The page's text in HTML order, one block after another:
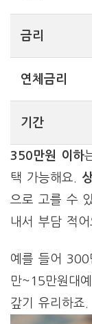
금리
연체금리
기간
350만원 이하
택 가능해요.
으로 고를 수
내서 부담 적어
예를 들어 300
만~15만원대
갚기 유리하죠.